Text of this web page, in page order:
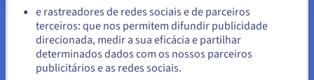
As vantagens das nossas ofertas
Ficar no website atual
Selecionar outro website
e rastreadores de redes sociais e de parceiros
terceiros: que nos permitem difundir publicidade
direcionada, medir a sua eficácia e partilhar
determinados dados com os nossos parceiros
publicitários e as redes sociais.